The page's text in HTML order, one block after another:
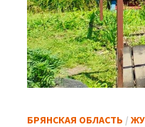
БРЯНСКАЯ ОБЛАСТЬ /